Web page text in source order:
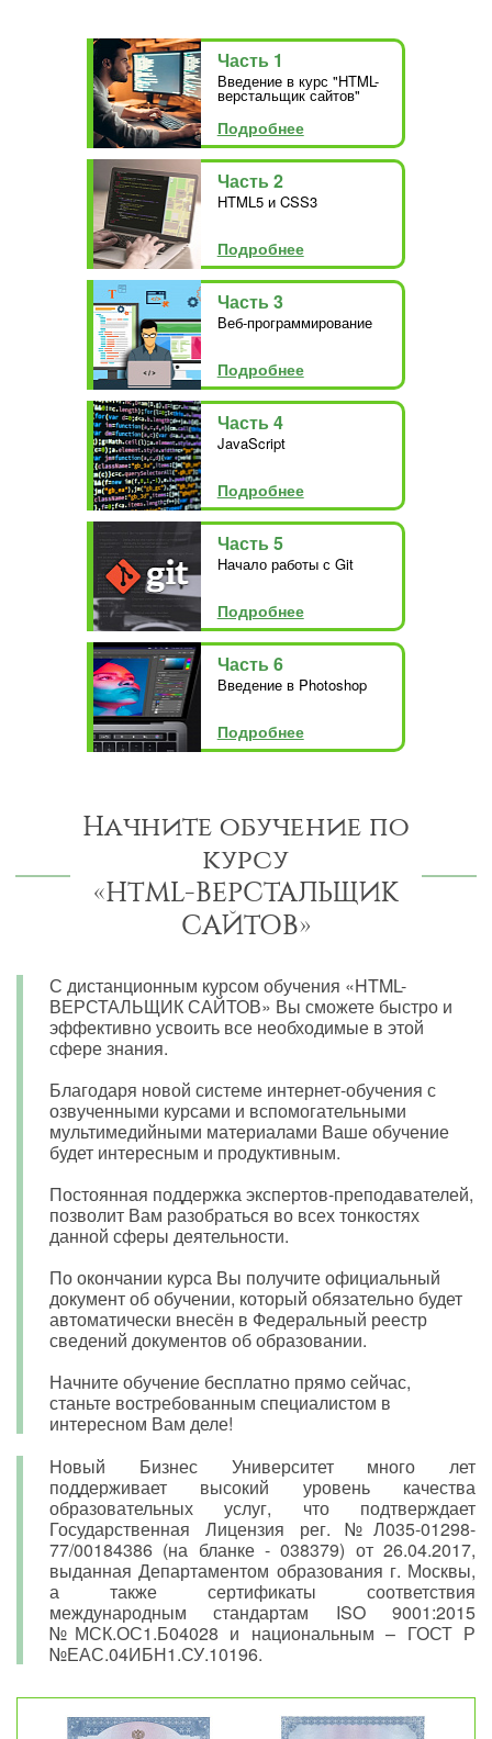
Часть 1
Введение в курс "HTML-
верстальщик сайтов"
Подробнее
Часть 2
HTML5 и CSS3
Подробнее
Часть 3
Веб-программирование
Подробнее
Часть 4
JavaScript
Подробнее
Часть 5
Начало работы с Git
Подробнее
Часть 6
Введение в Photoshop
Подробнее
Начните обучение по
курсу
«HTML-ВЕРСТАЛЬЩИК
САЙТОВ»
С дистанционным курсом обучения «HTML-
ВЕРСТАЛЬЩИК САЙТОВ» Вы сможете быстро и
эффективно усвоить все необходимые в этой
сфере знания.
Благодаря новой системе интернет-обучения с
озвученными курсами и вспомогательными
мультимедийными материалами Ваше обучение
будет интересным и продуктивным.
Постоянная поддержка экспертов-преподавателей,
позволит Вам разобраться во всех тонкостях
данной сферы деятельности.
По окончании курса Вы получите официальный
документ об обучении, который обязательно будет
автоматически внесён в Федеральный реестр
сведений документов об образовании.
Начните обучение бесплатно прямо сейчас,
станьте востребованным специалистом в
интересном Вам деле!
Новый Бизнес Университет много лет
поддерживает высокий уровень качества
образовательных услуг, что подтверждает
Государственная Лицензия рег. №Л035-01298-
77/00184386 (на бланке - 038379) от 26.04.2017,
выданная Департаментом образования г. Москвы,
а также сертификаты соответствия
международным стандартам ISO 9001:2015
№МСК.ОС1.Б04028 и национальным – ГОСТ Р
№ЕАС.04ИБН1.СУ.10196.